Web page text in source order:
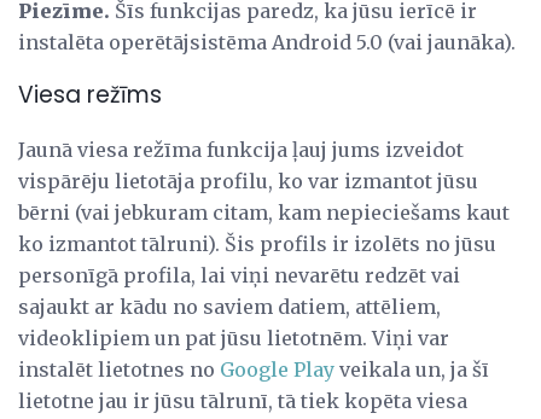
Piezīme. Šīs funkcijas paredz, ka jūsu ierīcē ir
instalēta operētājsistēma Android 5.0 (vai jaunāka).
Viesa režīms
Jaunā viesa režīma funkcija ļauj jums izveidot
vispārēju lietotāja profilu, ko var izmantot jūsu
bērni (vai jebkuram citam, kam nepieciešams kaut
ko izmantot tālruni). Šis profils ir izolēts no jūsu
personīgā profila, lai viņi nevarētu redzēt vai
sajaukt ar kādu no saviem datiem, attēliem,
videoklipiem un pat jūsu lietotnēm. Viņi var
instalēt lietotnes no Google Play veikala un, ja šī
lietotne jau ir jūsu tālrunī, tā tiek kopēta viesa